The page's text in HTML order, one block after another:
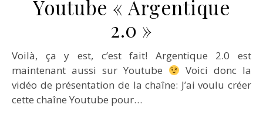
Youtube « Argentique
2.0 »
Voilà, ça y est, c’est fait! Argentique 2.0 est
maintenant aussi sur Youtube
Voici donc la
vidéo de présentation de la chaîne: J’ai voulu créer
cette chaîne Youtube pour…